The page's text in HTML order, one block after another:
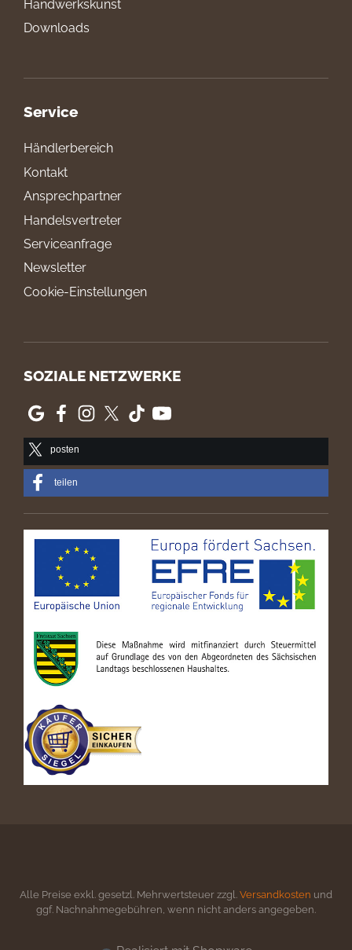
Handwerkskunst
Downloads
Service
Händlerbereich
Kontakt
Ansprechpartner
Handelsvertreter
Serviceanfrage
Newsletter
Cookie-Einstellungen
SOZIALE NETZWERKE
posten
teilen
Alle Preise exkl. gesetzl. Mehrwertsteuer zzgl. Versandkosten und
ggf. Nachnahmegebühren, wenn nicht anders angegeben.